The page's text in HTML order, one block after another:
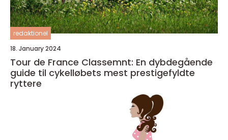
redaktionel
18. January 2024
Tour de France Classemnt: En dybdegående
guide til cykelløbets mest prestigefyldte
ryttere